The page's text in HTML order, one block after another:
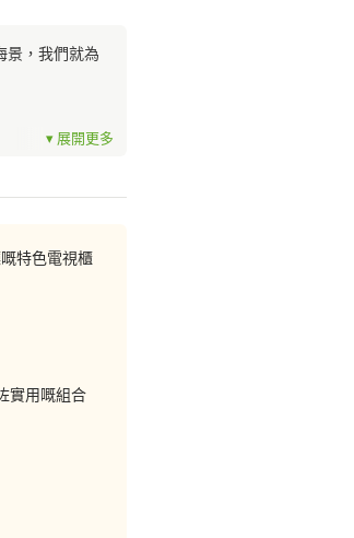
景，我們就為
的餐椅呢。
特色電視櫃
實用嘅組合